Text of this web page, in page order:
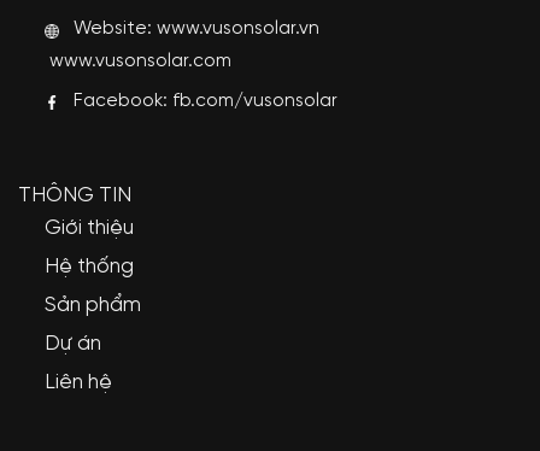
Website:www.vusonsolar.vn
www.vusonsolar.com
Facebook: fb.com/vusonsolar
THÔNG TIN
Giới thiệu
Hệ thống
Sản phẩm
Dự án
Liên hệ